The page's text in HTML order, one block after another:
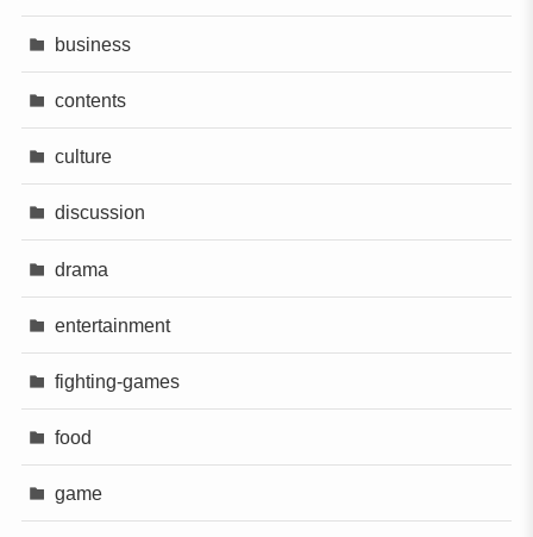
business
contents
culture
discussion
drama
entertainment
fighting-games
food
game